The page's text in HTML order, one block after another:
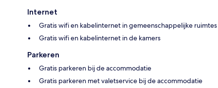
Internet
Gratis wifi en kabelinternet in gemeenschappelijke ruimtes
Gratis wifi en kabelinternet in de kamers
Parkeren
Gratis parkeren bij de accommodatie
Gratis parkeren met valetservice bij de accommodatie